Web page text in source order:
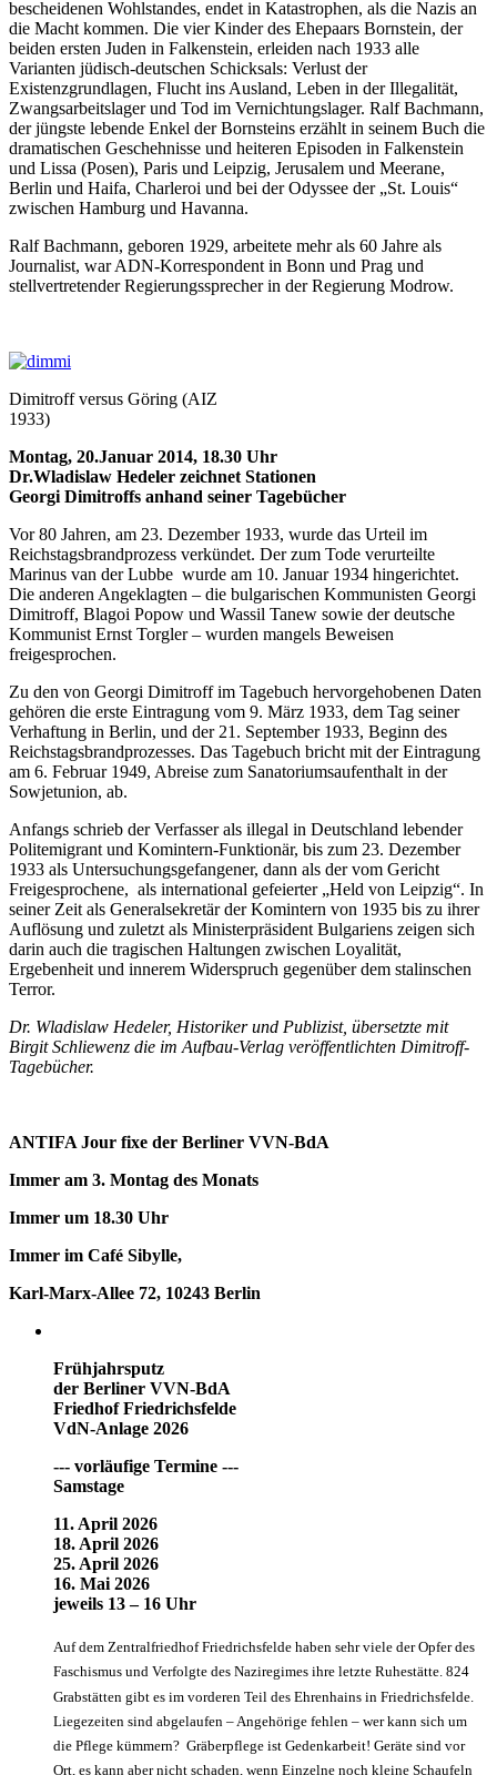
bescheidenen Wohlstandes, endet in Katastrophen, als die Nazis an
die Macht kommen. Die vier Kinder des Ehepaars Bornstein, der
beiden ersten Juden in Falkenstein, erleiden nach 1933 alle
Varianten jüdisch-deutschen Schicksals: Verlust der
Existenzgrundlagen, Flucht ins Ausland, Leben in der Illegalität,
Zwangsarbeitslager und Tod im Vernichtungslager. Ralf Bachmann,
der jüngste lebende Enkel der Bornsteins erzählt in seinem Buch die
dramatischen Geschehnisse und heiteren Episoden in Falkenstein
und Lissa (Posen), Paris und Leipzig, Jerusalem und Meerane,
Berlin und Haifa, Charleroi und bei der Odyssee der „St. Louis“
zwischen Hamburg und Havanna.
Ralf Bachmann, geboren 1929, arbeitete mehr als 60 Jahre als
Journalist, war ADN-Korrespondent in Bonn und Prag und
stellvertretender Regierungssprecher in der Regierung Modrow.
Dimitroff versus Göring (AIZ
1933)
Montag, 20.Januar 2014, 18.30 Uhr
Dr.Wladislaw Hedeler zeichnet Stationen
Georgi Dimitroffs anhand seiner Tagebücher
Vor 80 Jahren, am 23. Dezember 1933, wurde das Urteil im
Reichstagsbrandprozess verkündet. Der zum Tode verurteilte
Marinus van der Lubbe wurde am 10. Januar 1934 hingerichtet.
Die anderen Angeklagten – die bulgarischen Kommunisten Georgi
Dimitroff, Blagoi Popow und Wassil Tanew sowie der deutsche
Kommunist Ernst Torgler – wurden mangels Beweisen
freigesprochen.
Zu den von Georgi Dimitroff im Tagebuch hervorgehobenen Daten
gehören die erste Eintragung vom 9. März 1933, dem Tag seiner
Verhaftung in Berlin, und der 21. September 1933, Beginn des
Reichstagsbrandprozesses. Das Tagebuch bricht mit der Eintragung
am 6. Februar 1949, Abreise zum Sanatoriumsaufenthalt in der
Sowjetunion, ab.
Anfangs schrieb der Verfasser als illegal in Deutschland lebender
Politemigrant und Komintern-Funktionär, bis zum 23. Dezember
1933 als Untersuchungsgefangener, dann als der vom Gericht
Freigesprochene, als international gefeierter „Held von Leipzig“. In
seiner Zeit als Generalsekretär der Komintern von 1935 bis zu ihrer
Auflösung und zuletzt als Ministerpräsident Bulgariens zeigen sich
darin auch die tragischen Haltungen zwischen Loyalität,
Ergebenheit und innerem Widerspruch gegenüber dem stalinschen
Terror.
Dr. Wladislaw Hedeler, Historiker und Publizist, übersetzte mit
Birgit Schliewenz die im Aufbau-Verlag veröffentlichten Dimitroff-
Tagebücher.
ANTIFA Jour fixe der Berliner VVN-BdA
Immer am 3. Montag des Monats
Immer um 18.30 Uhr
Immer im Café Sibylle,
Karl-Marx-Allee 72, 10243 Berlin
Frühjahrsputz
der Berliner VVN-BdA
Friedhof Friedrichsfelde
VdN-Anlage 2026
--- vorläufige Termine ---
Samstage
11. April 2026
18. April 2026
25. April 2026
16. Mai 2026
jeweils 13 – 16 Uhr
Auf dem Zentralfriedhof Friedrichsfelde haben sehr viele der Opfer des
Faschismus und Verfolgte des Naziregimes ihre letzte Ruhestätte. 824
Grabstätten gibt es im vorderen Teil des Ehrenhains in Friedrichsfelde.
Liegezeiten sind abgelaufen – Angehörige fehlen – wer kann sich um
die Pflege kümmern? Gräberpflege ist Gedenkarbeit! Geräte sind vor
Ort, es kann aber nicht schaden, wenn Einzelne noch kleine Schaufeln